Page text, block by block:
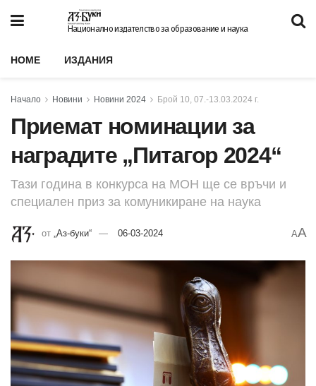
Национално издателство за образование и наука
HOME ИЗДАНИЯ
Начало Новини Новини 2024 Брой 10, 07.-13.03.2024 г.
Приемат номинации за
наградите „Питагор 2024“
Тази година в конкурса на МОН ще се връчи и
специален приз за комуникиране на наука
от „Аз-буки“ 06-03-2024 AA